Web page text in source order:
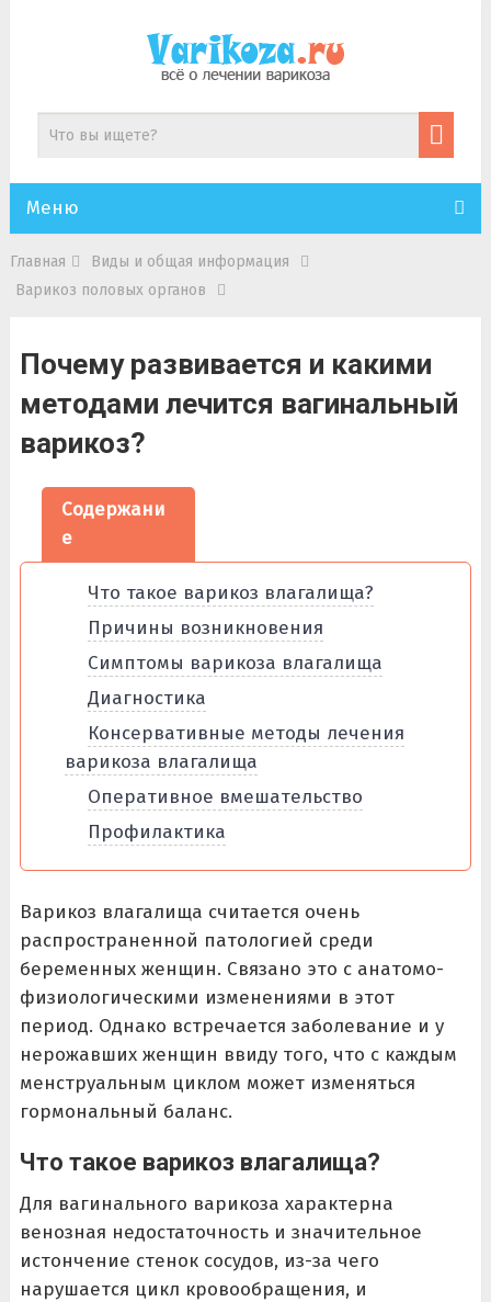
Меню
Главная
Виды и общая информация
Варикоз половых органов
Почему развивается и какими
методами лечится вагинальный
варикоз?
Содержани
е
Что такое варикоз влагалища?
Причины возникновения
Симптомы варикоза влагалища
Диагностика
Консервативные методы лечения
варикоза влагалища
Оперативное вмешательство
Профилактика
Варикоз влагалища считается очень
распространенной патологией среди
беременных женщин. Связано это с анатомо-
физиологическими изменениями в этот
период. Однако встречается заболевание и у
нерожавших женщин ввиду того, что с каждым
менструальным циклом может изменяться
гормональный баланс.
Что такое варикоз влагалища?
Для вагинального варикоза характерна
венозная недостаточность и значительное
истончение стенок сосудов, из-за чего
нарушается цикл кровообращения, и